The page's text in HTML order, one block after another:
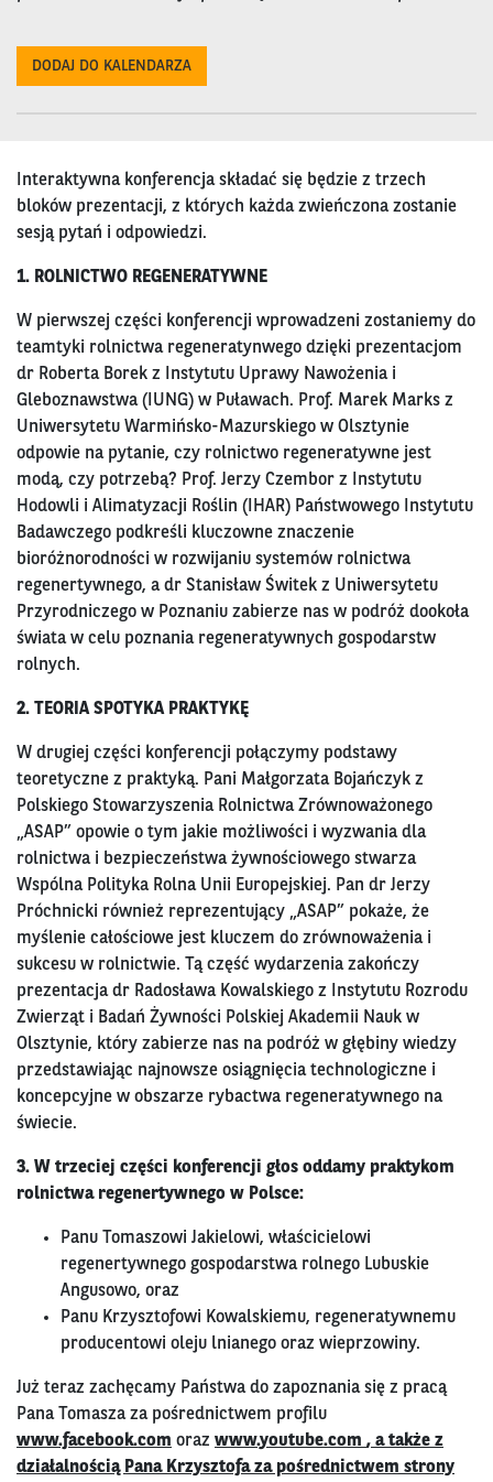
DODAJ DO KALENDARZA
Interaktywna konferencja składać się będzie z trzech
bloków prezentacji, z których każda zwieńczona zostanie
sesją pytań i odpowiedzi.
1. ROLNICTWO REGENERATYWNE
W pierwszej części konferencji wprowadzeni zostaniemy do
teamtyki rolnictwa regeneratynwego dzięki prezentacjom
dr Roberta Borek z Instytutu Uprawy Nawożenia i
Gleboznawstwa (IUNG) w Puławach. Prof. Marek Marks z
Uniwersytetu Warmińsko-Mazurskiego w Olsztynie
odpowie na pytanie, czy rolnictwo regeneratywne jest
modą, czy potrzebą? Prof. Jerzy Czembor z Instytutu
Hodowli i Alimatyzacji Roślin (IHAR) Państwowego Instytutu
Badawczego podkreśli kluczowne znaczenie
bioróżnorodności w rozwijaniu systemów rolnictwa
regenertywnego, a dr Stanisław Świtek z Uniwersytetu
Przyrodniczego w Poznaniu zabierze nas w podróż dookoła
świata w celu poznania regeneratywnych gospodarstw
rolnych.
2. TEORIA SPOTYKA PRAKTYKĘ
W drugiej części konferencji połączymy podstawy
teoretyczne z praktyką. Pani Małgorzata Bojańczyk z
Polskiego Stowarzyszenia Rolnictwa Zrównoważonego
„ASAP” opowie o tym jakie możliwości i wyzwania dla
rolnictwa i bezpieczeństwa żywnościowego stwarza
Wspólna Polityka Rolna Unii Europejskiej. Pan dr Jerzy
Próchnicki również reprezentujący „ASAP” pokaże, że
myślenie całościowe jest kluczem do zrównoważenia i
sukcesu w rolnictwie. Tą część wydarzenia zakończy
prezentacja dr Radosława Kowalskiego z Instytutu Rozrodu
Zwierząt i Badań Żywności Polskiej Akademii Nauk w
Olsztynie, który zabierze nas na podróż w głębiny wiedzy
przedstawiając najnowsze osiągnięcia technologiczne i
koncepcyjne w obszarze rybactwa regeneratywnego na
świecie.
3. W trzeciej części konferencji głos oddamy praktykom
rolnictwa regenertywnego w Polsce:
Panu Tomaszowi Jakielowi, właścicielowi
regenertywnego gospodarstwa rolnego Lubuskie
Angusowo, oraz
Panu Krzysztofowi Kowalskiemu, regeneratywnemu
producentowi oleju lnianego oraz wieprzowiny.
Już teraz zachęcamy Państwa do zapoznania się z pracą
Pana Tomasza za pośrednictwem profilu
www.facebook.com oraz www.youtube.com , a także z
działalnością Pana Krzysztofa za pośrednictwem strony